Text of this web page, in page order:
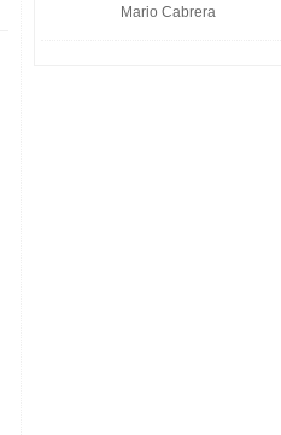
Mario Cabrera